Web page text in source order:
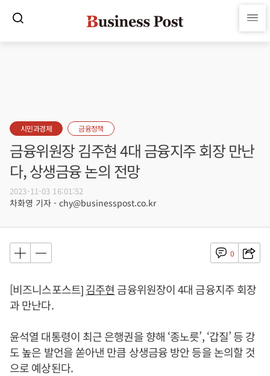
시민과경제 금융정책
금융위원장 김주현 4대 금융지주 회장 만난
다, 상생금융 논의 전망
2023-11-03 16:01:52
차화영 기자 - chy@businesspost.co.kr
0
[비즈니스포스트]김주현 금융위원장이 4대 금융지주 회장
과 만난다.
윤석열 대통령이 최근 은행권을 향해 ‘종노릇’, ‘갑질’ 등 강
도 높은 발언을 쏟아낸 만큼 상생금융 방안 등을 논의할 것
으로 예상된다.